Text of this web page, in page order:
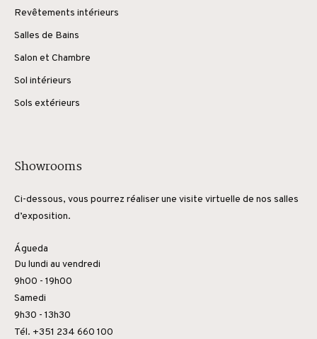
Revêtements intérieurs
Salles de Bains
Salon et Chambre
Sol intérieurs
Sols extérieurs
Showrooms
Ci-dessous, vous pourrez réaliser une visite virtuelle de nos salles
d’exposition.
Águeda
Du lundi au vendredi
9h00 - 19h00
Samedi
9h30 - 13h30
Tél. +351 234 660 100